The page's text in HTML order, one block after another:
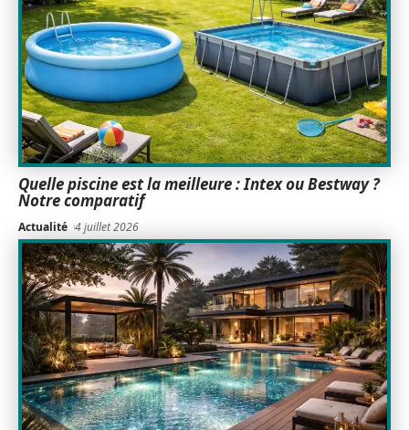
Quelle piscine est la meilleure : Intex ou Bestway ?
Notre comparatif
Actualité 4 juillet 2026